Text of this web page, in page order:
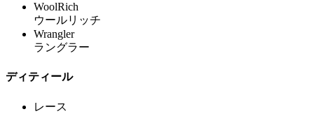
WoolRich
ウールリッチ
Wrangler
ラングラー
ディティール
レース